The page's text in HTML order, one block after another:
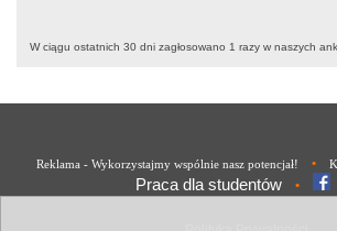
W ciągu ostatnich 30 dni zagłosowano 1 razy w naszych
Reklama - Wykorzystajmy wspólnie nasz potencjał! •
Praca dla studentów •